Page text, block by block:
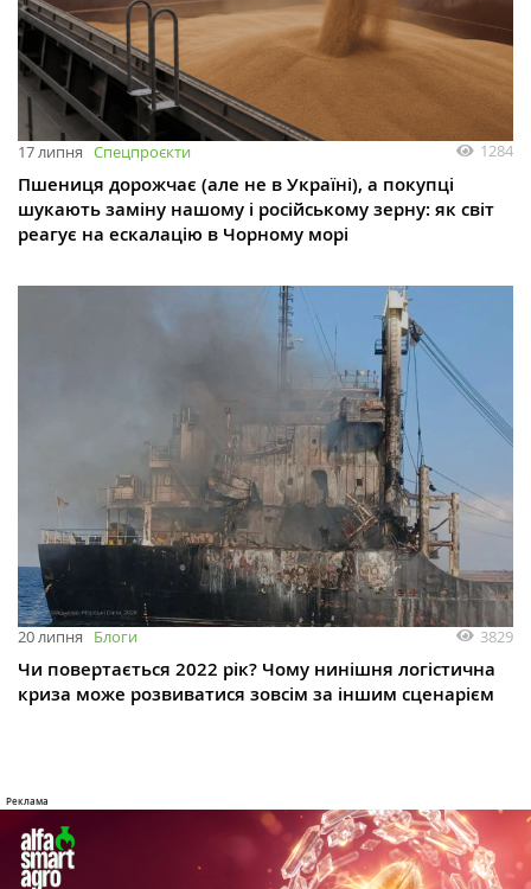
17 липня Спецпроєкти 1284
Пшениця дорожчає (але не в Україні), а покупці
шукають заміну нашому і російському зерну: як світ
реагує на ескалацію в Чорному морі
20 липня Блоги 3829
Чи повертається 2022 рік? Чому нинішня логістична
криза може розвиватися зовсім за іншим сценарієм